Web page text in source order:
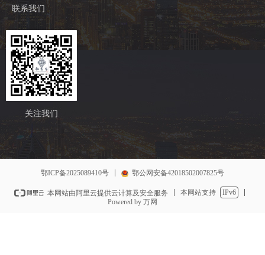
联系我们
关注我们
鄂ICP备2025089410号 鄂公网安备42018502007825号
本网站由阿里云提供云计算及安全服务 本网站支持
IPv6
Powered by 万网